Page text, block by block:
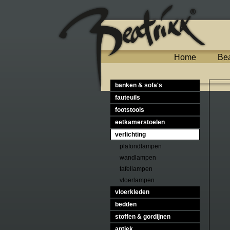
Home
banken & sofa's
fauteuils
footstools
eetkamerstoelen
verlichting
plafondlampen
wandlampen
tafellampen
vloerlampen
vloerkleden
bedden
stoffen & gordijnen